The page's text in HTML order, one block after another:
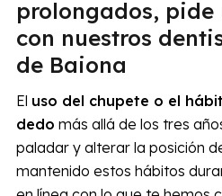
prolongados,
con nuestros
de Baiona
El uso del chupete o el
dedo más allá de los tres
paladar y alterar la posición
mantenido estos hábitos